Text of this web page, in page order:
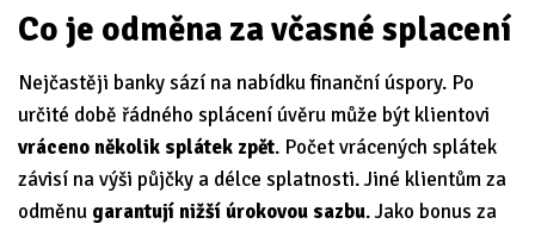
Co je odměna za včasné splacení
Nejčastěji banky sází na nabídku finanční úspory. Po
určité době řádného splácení úvěru může být klientovi
vráceno několik splátek zpět. Počet vrácených splátek
závisí na výši půjčky a délce splatnosti. Jiné klientům za
odměnu garantují nižší úrokovou sazbu. Jako bonus za